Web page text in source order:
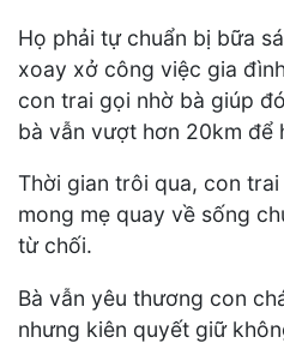
Họ phải tự chuẩn bị bữa
xoay xở công việc gia
con trai gọi nhờ bà giúp
bà vẫn vượt hơn 20km để
Thời gian trôi qua, con
mong mẹ quay về sống
từ chối.
Bà vẫn yêu thương con
nhưng kiên quyết giữ